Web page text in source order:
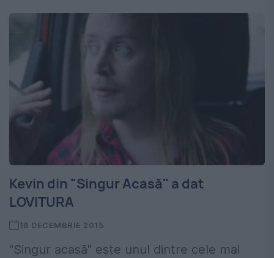
Kevin din "Singur Acasă" a dat
LOVITURA
18 DECEMBRIE 2015
"Singur acasă" este unul dintre cele mai